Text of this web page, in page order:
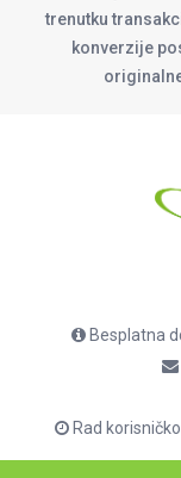
trenutku
konverzije
Besplatna
Rad